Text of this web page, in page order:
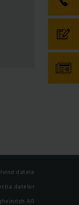
datele
datelor
AG